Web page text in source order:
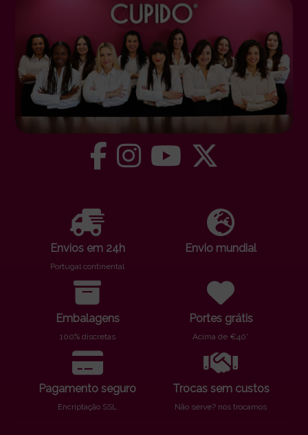
Envios em 24h
Portugal continental
Envio mundial
Embalagens
100% discretas
Portes grátis
Acima de €40*
Pagamento seguro
Encriptação SSL
Trocas sem custos
Não serve? nós trocamos